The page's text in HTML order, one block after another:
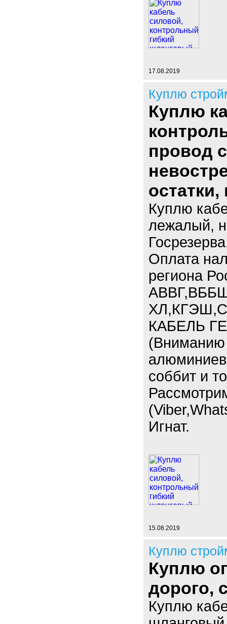
17.08.2019
Куплю
Куплю
провод
Куплю
лежалый,
Оплата
региона
КАБЕЛЬ
(Вниманию
соббит и
Игнат.
15.08.2019
Куплю
Куплю
дорого,
Куплю